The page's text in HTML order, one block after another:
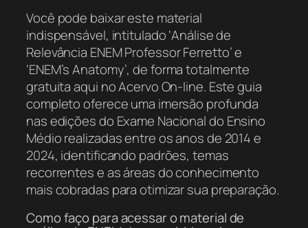
Você pode baixar este material
indispensável, intitulado ‘Análise de
Relevância ENEM Professor Ferretto’ e
‘ENEM’s Anatomy’, de forma totalmente
gratuita aqui no Acervo On-line. Este guia
completo oferece uma imersão profunda
nas edições do Exame Nacional do Ensino
Médio realizadas entre os anos de 2014 e
2024, identificando padrões, temas
recorrentes e as áreas do conhecimento
mais cobradas para otimizar sua preparação.
Como faço para acessar o material de